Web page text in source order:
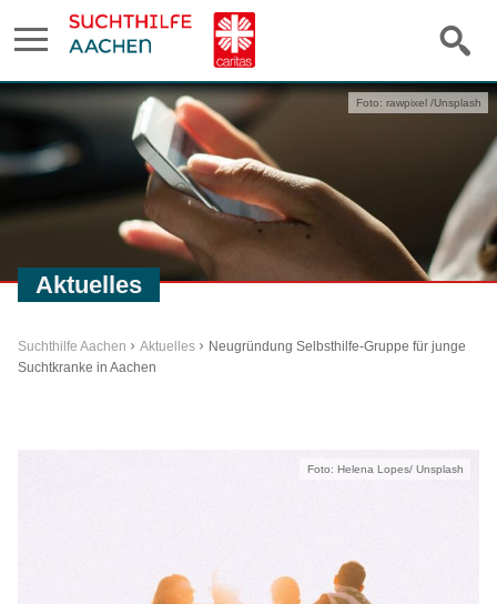
Aktuelles
Foto: rawpixel /Unsplash
Suchthilfe Aachen Aktuelles
Neugründung Selbsthilfe-Gruppe für junge
Suchtkranke in Aachen
Foto: Helena Lopes/ Unsplash